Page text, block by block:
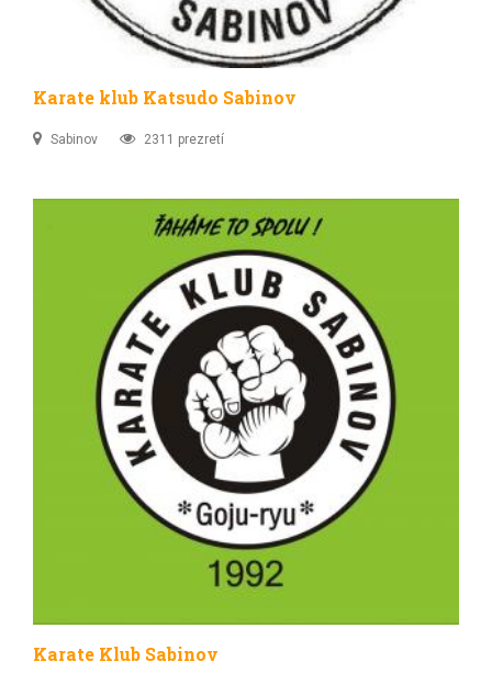
Karate klub Katsudo Sabinov
Sabinov 2311 prezretí
Karate Klub Sabinov